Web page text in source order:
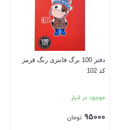
موجود در انبار